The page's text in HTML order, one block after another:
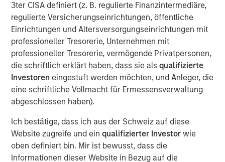
3ter CISA definiert (z. B. regulierte Finanzintermediäre,
regulierte Versicherungseinrichtungen, öffentliche
Einrichtungen und Altersversorgungseinrichtungen mit
professioneller Tresorerie, Unternehmen mit
professioneller Tresorerie, vermögende Privatpersonen,
die schriftlich erklärt haben, dass sie alsqualifizierte
Investoren eingestuft werden möchten, und Anleger, die
eine schriftliche Vollmacht für Ermessensverwaltung
abgeschlossen haben).
Ich bestätige, dass ich aus der Schweiz auf diese
Website zugreife und ein qualifizierter Investor wie
oben definiert bin. Mir ist bewusst, dass die
Informationen dieser Website in Bezug auf die
The global macro environment entering 2026 reflects a
world adjusting to structurally higher real yields,
reduced fiscal flexibility and diverging monetary-policy
paths – the U.S. easing, Japan tightening and others
likely on hold. Real rates globally have reset after the
end of almost a decade and a half of post-Global
now reflect the impact of persistent fiscal expansion
funded less by central banks and more by private sector
investors.